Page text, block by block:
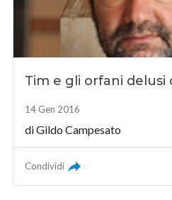
Tim e gli orfani delusi
14 Gen 2016
diGildo Campesato
Condividi